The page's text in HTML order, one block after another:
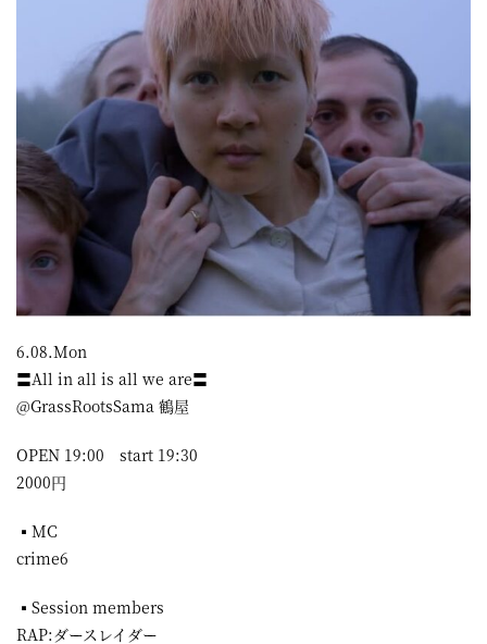
6.08.Mon
〓All in all is all we are〓
@GrassRootsSama 鶴屋
OPEN 19:00 start 19:30
2000円
▪︎MC
crime6
▪︎Session members
RAP:ダースレイダー